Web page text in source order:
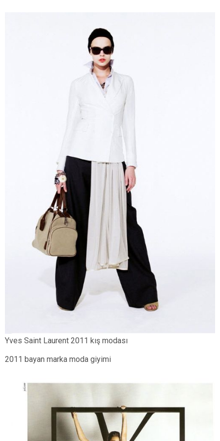
Yves Saint Laurent 2011 kış modası
2011 bayan marka moda giyimi